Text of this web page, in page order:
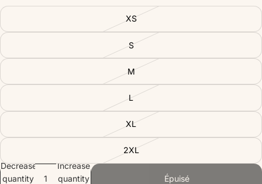
XS
S
M
L
XL
2XL
Decrease
quantity
Increase
quantity
Épuisé